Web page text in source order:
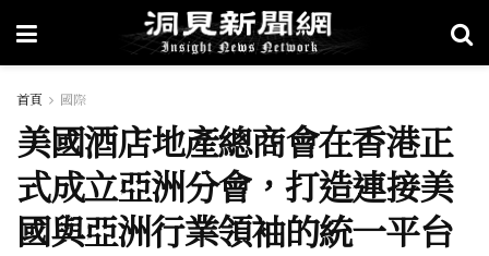
首頁 國際
美國酒店地產總商會在香港正
式成立亞洲分會，打造連接美
國與亞洲行業領袖的統一平台